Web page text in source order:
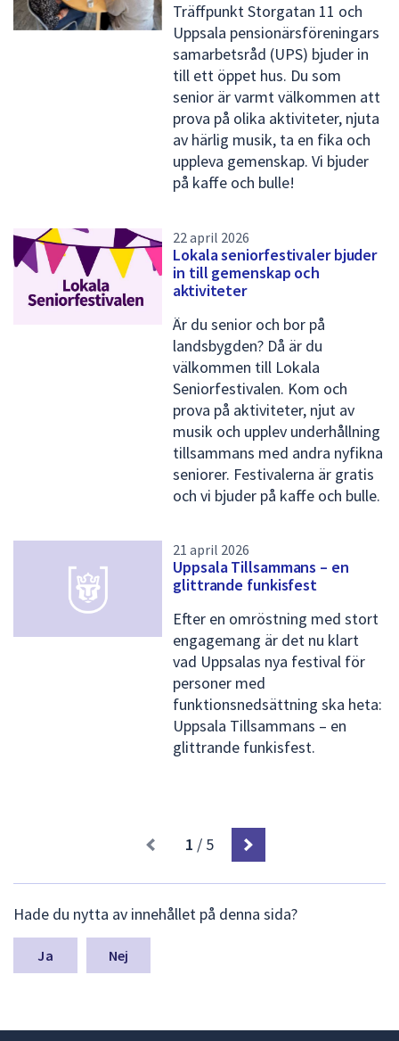
Träffpunkt Storgatan 11 och
Uppsala pensionärsföreningars
samarbetsråd (UPS) bjuder in
till ett öppet hus. Du som
senior är varmt välkommen att
prova på olika aktiviteter, njuta
av härlig musik, ta en fika och
uppleva gemenskap. Vi bjuder
på kaffe och bulle!
22 april 2026
Lokala seniorfestivaler bjuder
in till gemenskap och
aktiviteter
Är du senior och bor på
landsbygden? Då är du
välkommen till Lokala
Seniorfestivalen. Kom och
prova på aktiviteter, njut av
musik och upplev underhållning
tillsammans med andra nyfikna
seniorer. Festivalerna är gratis
och vi bjuder på kaffe och bulle.
21 april 2026
Uppsala Tillsammans – en
glittrande funkisfest
Efter en omröstning med stort
engagemang är det nu klart
vad Uppsalas nya festival för
personer med
funktionsnedsättning ska heta:
Uppsala Tillsammans – en
glittrande funkisfest.
1 / 5
ä
m
a
n
Hade du nytta av innehållet på denna sida?
Nej